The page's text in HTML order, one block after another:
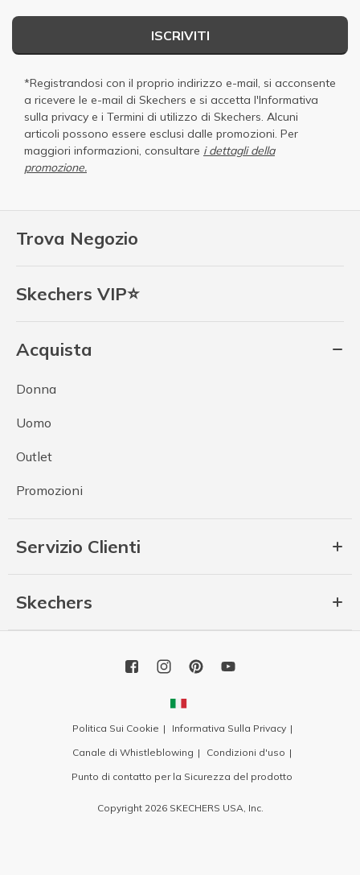
Trova Negozio
Skechers VIP⭐
Acquista
Donna
Uomo
Outlet
Promozioni
Servizio Clienti
Skechers
ISCRIVITI
*Registrandosi con il proprio indirizzo e-mail, si acconsente
a ricevere le e-mail di Skechers e si accetta l'Informativa
sulla privacy e i Termini di utilizzo di Skechers . Alcuni
articoli possono essere esclusi dalle promozioni. Per
maggiori informazioni, consultare i dettagli della
promozione.
Politica Sui Cookie
Informativa Sulla Privacy
Canale di Whistleblowing
Condizioni d'uso
Punto di contatto per la Sicurezza del prodotto
Copyright 2026 SKECHERS USA, Inc.